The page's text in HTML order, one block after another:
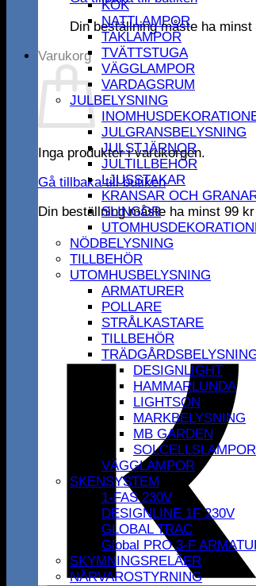
Din beställning måste ha minst
Varukorg
Inga produkter i varukorgen.
Gå tillbaka till butiken
Din beställning måste ha minst 99 kr
KÖK
NATTLAMPOR
TAKLAMPOR
TVÄTTSTUGA
VÄGGLAMPOR
VARDAGSRUM
JULBELYSNING
JULGRANSBELYSNING
JULSTJÄRNOR
JULTILLBEHÖR
LJUSSTAKAR
KRANSAR OCH
SLINGOR
NÖDBELYSNING
TILLBEHÖR
UTOMHUSBELYSNING
ARMATURER
POLLARE
STRÅLKASTARE
TILLBEHÖR
DESIGNLIGHT
HAMMARLUNDA
LIGHTSON
MARKBELYSNING
MB GARDEN
SOLCELLSLAMPOR
VÄGGLAMPOR
SKENSYSTEM
1-FAS 230V
DESIGNLINE 1F 230V
GLOBAL TRAC
Global PRO 3-F
SKYMNINGSRELÄER
NÄRVAROSTYRNING